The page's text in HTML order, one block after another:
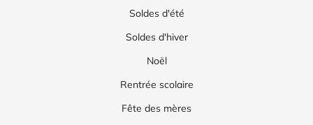
Soldes d'été
Soldes d'hiver
Noël
Rentrée scolaire
Fête des mères